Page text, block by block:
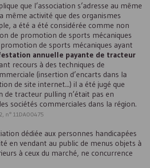
que l’association s’adresse au même
même activité que des organismes
a été a été considérée comme non
de promotion de sports mécaniques
de sports mécaniques ayant
annuelle payante de tracteur
recours à des techniques de
(insertion d’encarts dans la
de site internet...) il a été jugé que
de tracteur pulling n’était pas en
sociétés commerciales dans la région.
n° 11DA00475
dédiée aux personnes handicapées
en vendant au public de menus objets à
à ceux du marché, ne concurrence